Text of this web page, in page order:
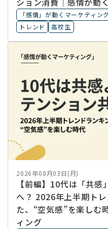
「感情」が動くマーケティン
トレンド
高校生
2026年08月03日(月)
【前編】10代は「共感
へ？ 2026年上半期ト
た、“空気感”を楽しむ
ィング